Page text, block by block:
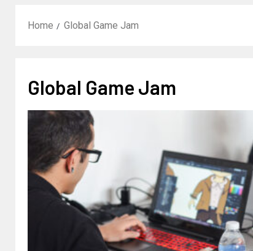
Home Global Game Jam
Global Game Jam